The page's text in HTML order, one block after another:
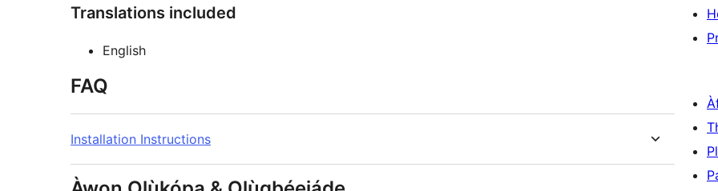
Translations included
English
FAQ
Installation Instructions